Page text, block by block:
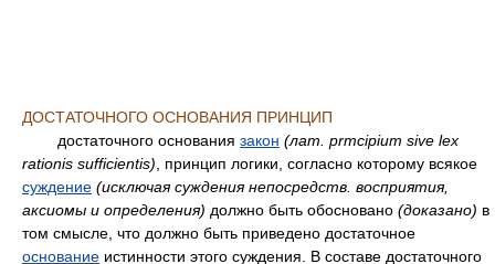
ДОСТАТОЧНОГО ОСНОВАНИЯ ПРИНЦИП
достаточного основания закон (лат. prmcipium sive lex
rationis sufficientis) , принцип логики, согласно которому всякое
суждение (исключая суждения непосредств. восприятия,
аксиомы и определения) должно быть обосновано (доказано) в
том смысле, что должно быть приведено достаточное
основание истинности этого суждения. В составе достаточного